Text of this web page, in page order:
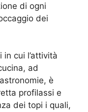
di ogni
dei
cui l’attività
ad
è
profilassi e
dei topi i quali,